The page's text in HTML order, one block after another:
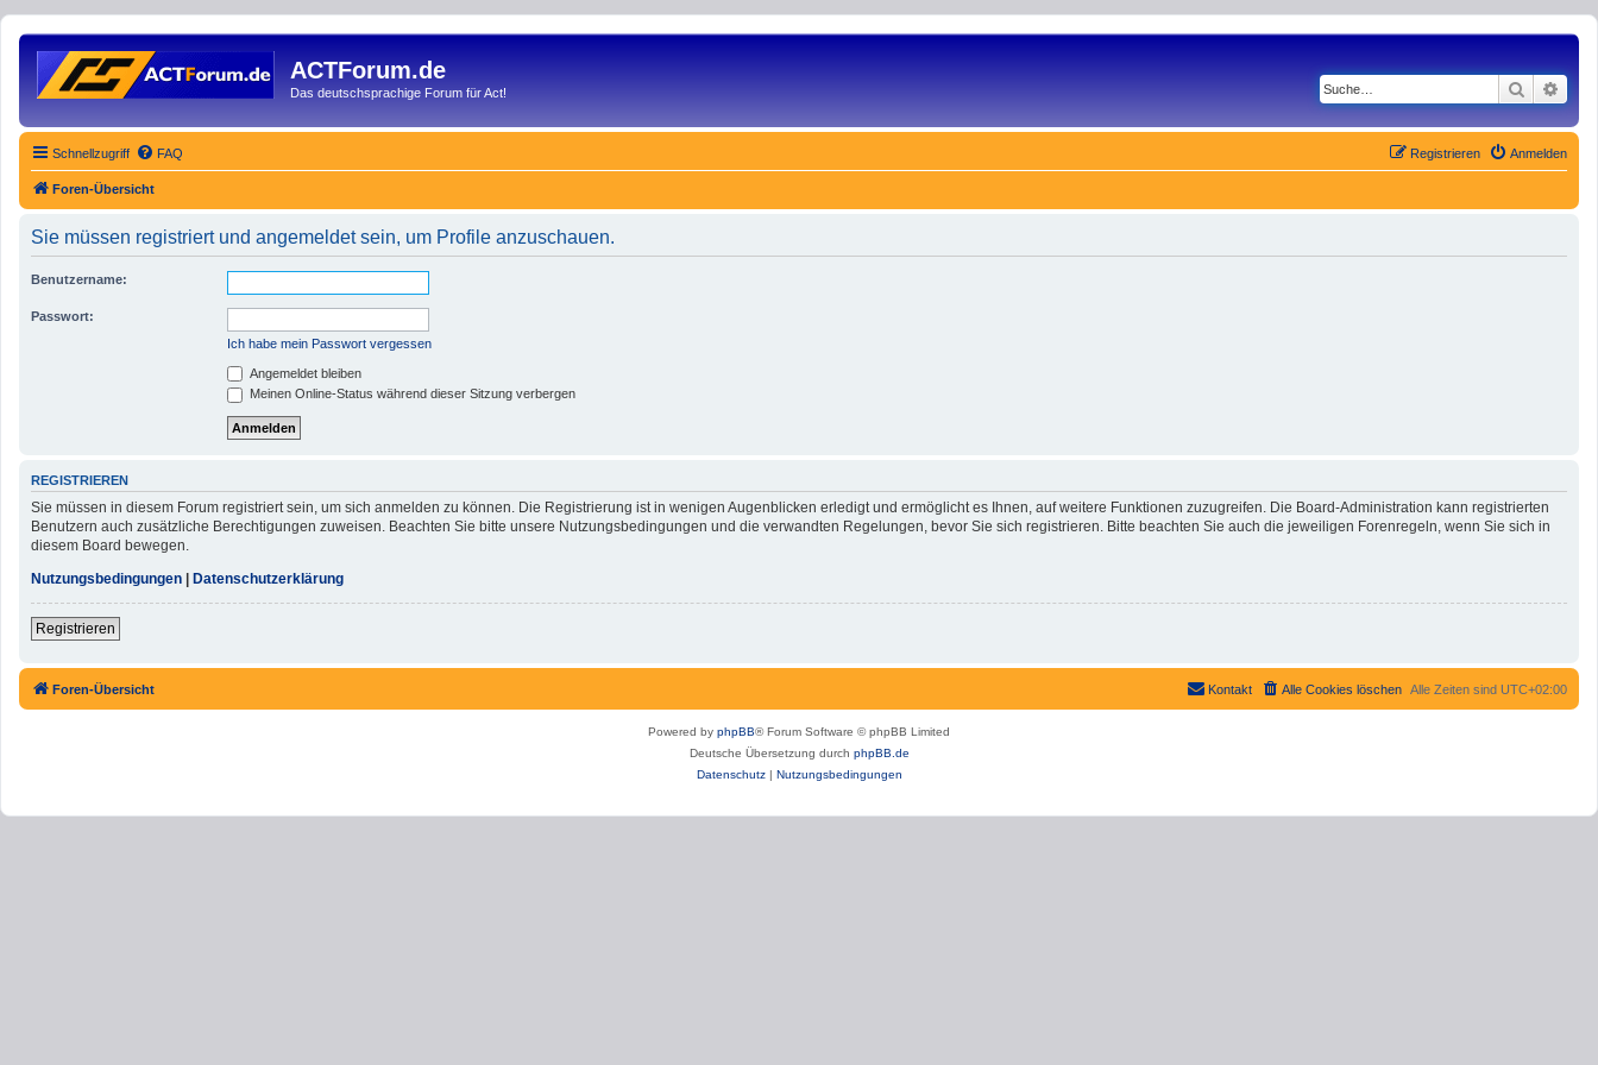
ACTForum.de
Das deutschsprachige Forum für Act! Suche
Schnellzugriff FAQ Anmelden
Registrieren
Foren-Übersicht
Sie müssen registriert und angemeldet sein, um Profile anzuschauen.
Benutzername:
Passwort:
Ich habe mein Passwort vergessen
Angemeldet bleiben
Meinen Online-Status während dieser Sitzung verbergen
REGISTRIEREN
Sie müssen in diesem Forum registriert sein, um sich anmelden zu können. Die Registrierung ist in wenigen Augenblicken erledigt und ermöglicht es Ihnen, auf weitere Funktionen zuzugreifen. Die Board-Administration kann registrierten
Benutzern auch zusätzliche Berechtigungen zuweisen. Beachten Sie bitte unsere Nutzungsbedingungen und die verwandten Regelungen, bevor Sie sich registrieren. Bitte beachten Sie auch die jeweiligen Forenregeln, wenn Sie sich in
diesem Board bewegen.
Nutzungsbedingungen
Datenschutzerklärung
Registrieren
Foren-Übersicht Alle Zeiten sind UTC+02:00
Alle Cookies löschen
Kontakt
Powered by phpBB® Forum Software © phpBB Limited
Deutsche Übersetzung durch phpBB.de
Datenschutz| Nutzungsbedingungen